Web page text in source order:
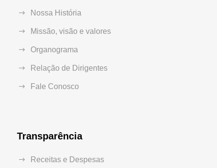
Nossa História
Missão, visão e valores
Organograma
Relação de Dirigentes
Fale Conosco
Transparência
Receitas e Despesas